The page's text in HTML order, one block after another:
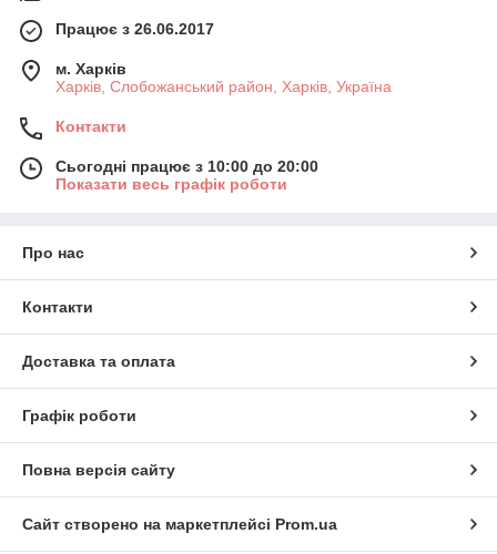
Працює з 26.06.2017
м. Харків
Харків, Слобожанський район, Харків, Україна
Контакти
Сьогодні працює з 10:00 до 20:00
Показати весь графік роботи
Про нас
Контакти
Доставка та оплата
Графік роботи
Повна версія сайту
Сайт створено на маркетплейсі Prom.ua